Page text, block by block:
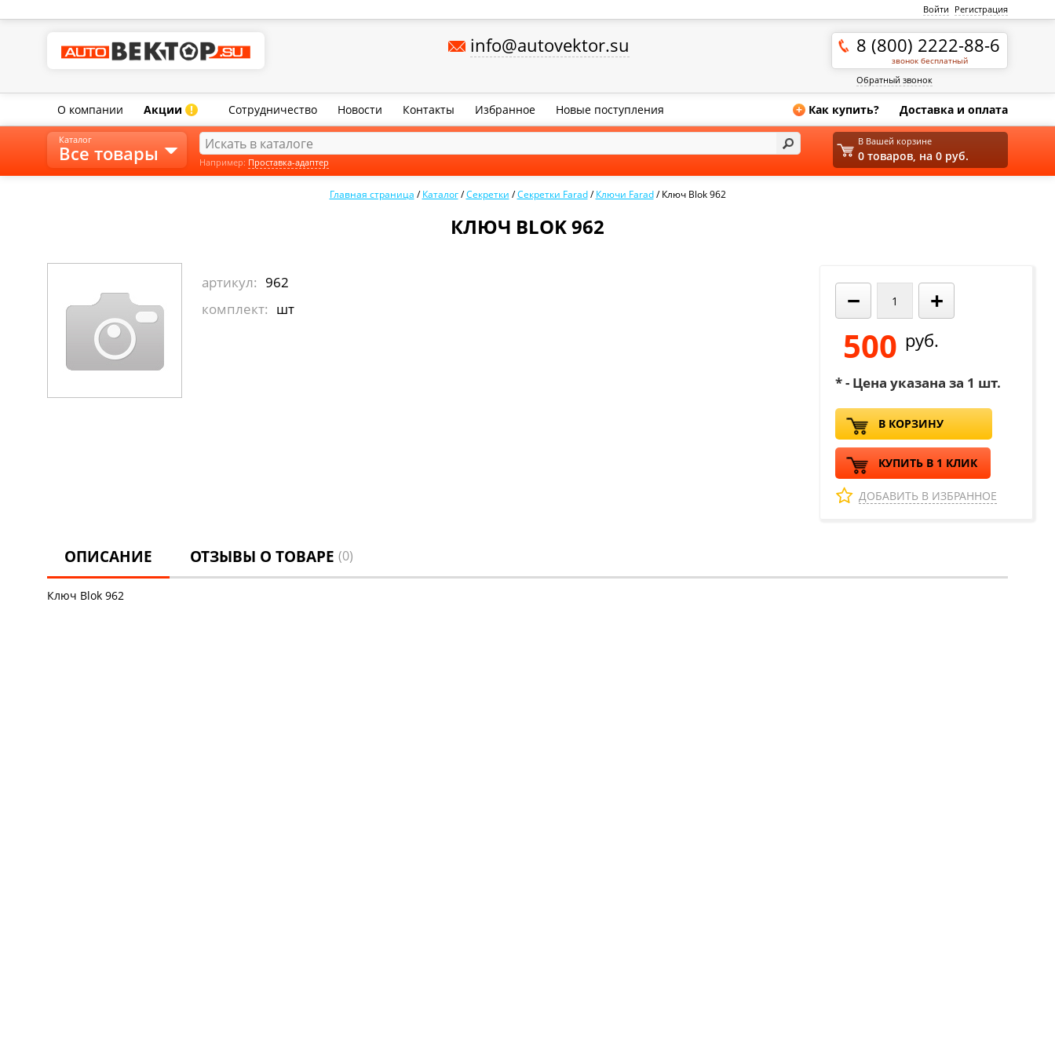
Войти Регистрация
info@autovektor.su 8 (800) 2222-88-6
звонок бесплатный
Обратный звонок
О компании Акции ! Сотрудничество Новости Контакты Избранное Новые поступления + Как купить? Доставка и оплата
Главная страница /Каталог /Секретки /Секретки Farad /Ключи Farad /Ключ Blok 962
КЛЮЧ BLOK 962
артикул: 962
комплект: шт − +
500 руб.
* - Цена указана за 1 шт.
В КОРЗИНУ
КУПИТЬ В 1 КЛИК
ДОБАВИТЬ В ИЗБРАННОЕ
ОПИСАНИЕ ОТЗЫВЫ О ТОВАРЕ (0)
Ключ Blok 962
Каталог
Все товары
В Вашей корзине
0 товаров, на 0 руб.
Например: Проставка-адаптер